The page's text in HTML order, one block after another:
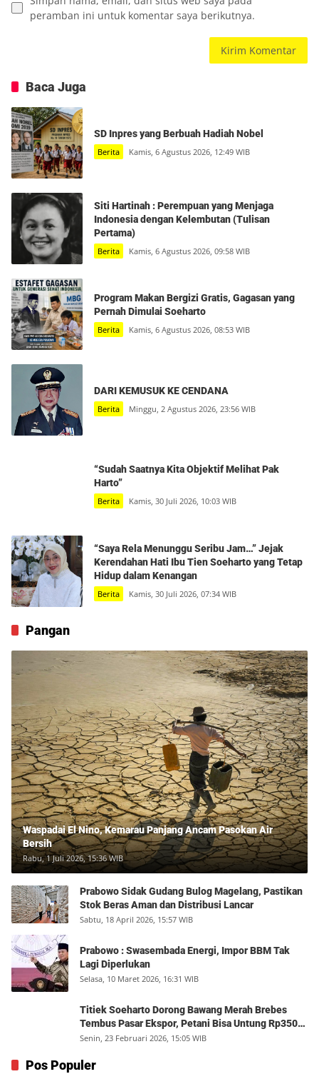
peramban ini untuk komentar saya berikutnya.
Baca Juga
SD Inpres yang Berbuah Hadiah Nobel
Berita Kamis, 6 Agustus 2026, 12:49 WIB
Siti Hartinah : Perempuan yang Menjaga
Indonesia dengan Kelembutan (Tulisan
Pertama)
Berita Kamis, 6 Agustus 2026, 09:58 WIB
Program Makan Bergizi Gratis, Gagasan yang
Pernah Dimulai Soeharto
Berita Kamis, 6 Agustus 2026, 08:53 WIB
DARI KEMUSUK KE CENDANA
Berita Minggu, 2 Agustus 2026, 23:56 WIB
“Sudah Saatnya Kita Objektif Melihat Pak
Harto”
Berita Kamis, 30 Juli 2026, 10:03 WIB
“Saya Rela Menunggu Seribu Jam…” Jejak
Kerendahan Hati Ibu Tien Soeharto yang Tetap
Hidup dalam Kenangan
Berita Kamis, 30 Juli 2026, 07:34 WIB
Pangan
Waspadai El Nino, Kemarau Panjang Ancam Pasokan Air
Bersih
Rabu, 1 Juli 2026, 15:36 WIB
Prabowo Sidak Gudang Bulog Magelang, Pastikan
Stok Beras Aman dan Distribusi Lancar
Sabtu, 18 April 2026, 15:57 WIB
Prabowo : Swasembada Energi, Impor BBM Tak
Lagi Diperlukan
Selasa, 10 Maret 2026, 16:31 WIB
Titiek Soeharto Dorong Bawang Merah Brebes
Tembus Pasar Ekspor, Petani Bisa Untung Rp350
Juta per Hektare
Senin, 23 Februari 2026, 15:05 WIB
Pos Populer